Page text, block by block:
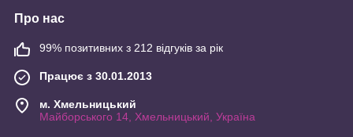
Про нас
99% позитивних з 212 відгуків за рік
Працює з 30.01.2013
м. Хмельницький
Майборського 14, Хмельницький, Україна